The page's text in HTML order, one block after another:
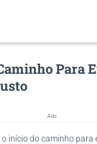
Para
Ads
início do caminho